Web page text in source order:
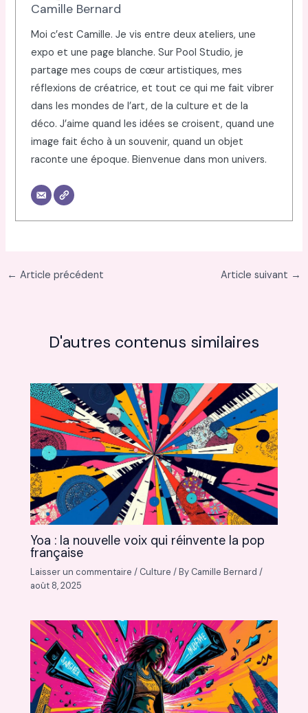
Camille Bernard
Moi c’est Camille. Je vis entre deux ateliers, une
expo et une page blanche. Sur Pool Studio, je
partage mes coups de cœur artistiques, mes
réflexions de créatrice, et tout ce qui me fait vibrer
dans les mondes de l’art, de la culture et de la
déco. J’aime quand les idées se croisent, quand une
image fait écho à un souvenir, quand un objet
raconte une époque. Bienvenue dans mon univers.
← Article précédent Article suivant →
D'autres contenus similaires
Yoa : la nouvelle voix qui réinvente la pop
française
Laisser un commentaire / Culture / By Camille Bernard/
août 8, 2025